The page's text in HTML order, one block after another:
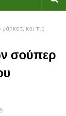
και τις
σούπερ